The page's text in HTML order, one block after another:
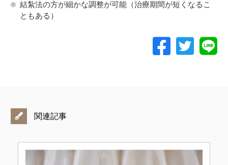
結紮法の方が細かな調整が可能（治療期間が短くなるこ
ともある）
関連記事